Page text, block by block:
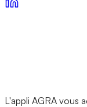
L'appli AGRA vous